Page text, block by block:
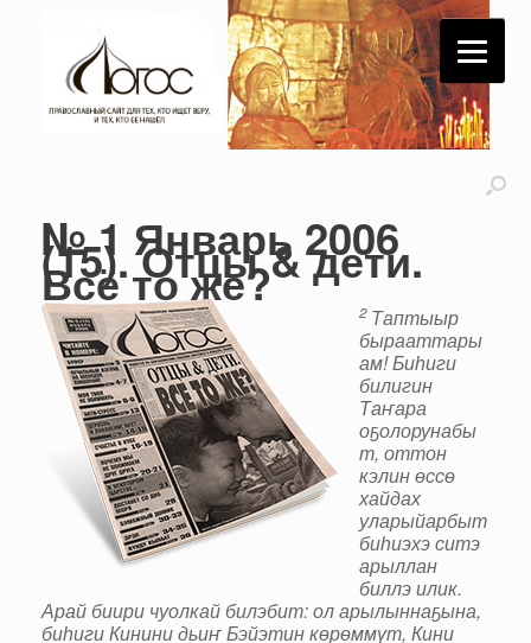
№ 1 Январь 2006
(15). Отцы & дети.
Всё то же? 2 Таптыыр
бырааттары
ам! Биһиги
билигин
Таҥара
оҕолорунабы
т, оттон
кэлин өссө
хайдах
уларыйарбыт
биһиэхэ ситэ
арыллан
биллэ илик.
Арай биири чуолкай билэбит: ол арылыннаҕына,
биһиги Кинини дьиҥ Бэйэтин көрөммүт, Кини